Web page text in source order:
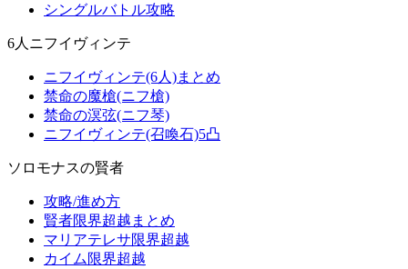
シングルバトル攻略
6人ニフイヴィンテ
ニフイヴィンテ(6人)まとめ
禁命の魔槍(ニフ槍)
禁命の溟弦(ニフ琴)
ニフイヴィンテ(召喚石)5凸
ソロモナスの賢者
攻略/進め方
賢者限界超越まとめ
マリアテレサ限界超越
カイム限界超越